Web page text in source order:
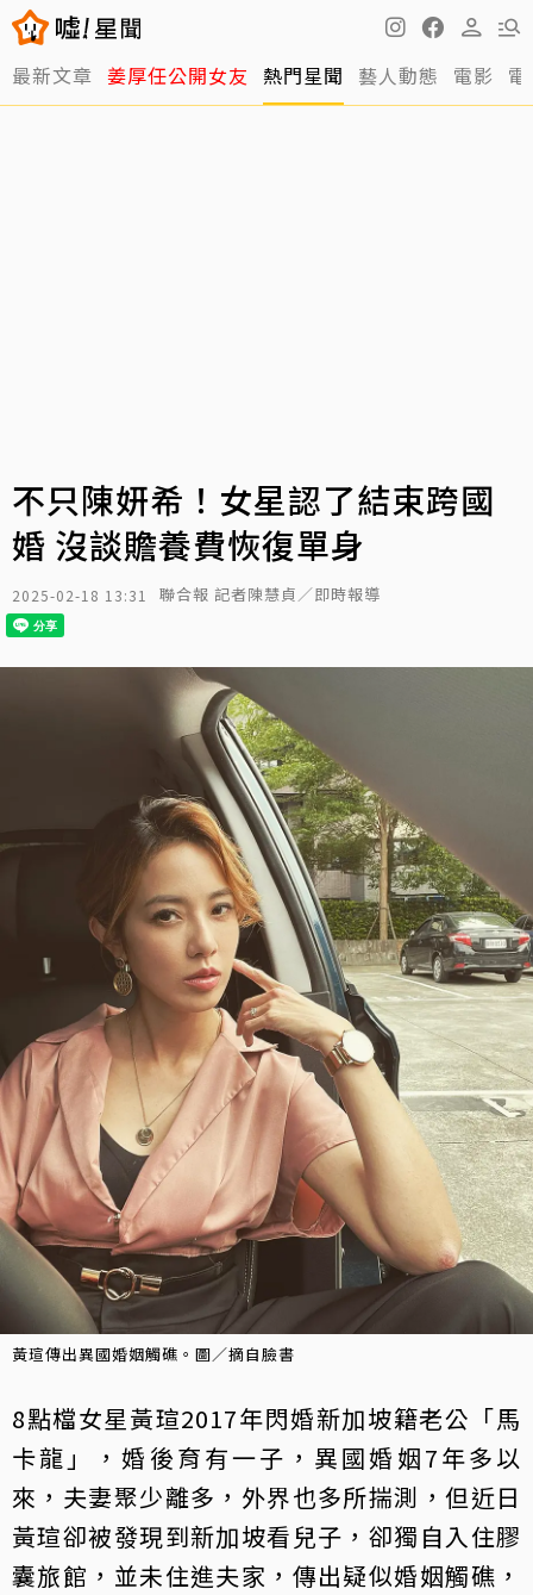
最新文章 姜厚任公開女友 熱門星聞 藝人動態 電影
不只陳妍希！女星認了結束跨國
婚 沒談贍養費恢復單身
2025-02-18 13:31 聯合報 記者陳慧貞／即時報導
黃瑄傳出異國婚姻觸礁。圖／摘自臉書
8點檔女星黃瑄2017年閃婚新加坡籍老公「馬
卡龍」，婚後育有一子，異國婚姻7年多以
來，夫妻聚少離多，外界也多所揣測，但近日
黃瑄卻被發現到新加坡看兒子，卻獨自入住膠
囊旅館，並未住進夫家，傳出疑似婚姻觸礁，